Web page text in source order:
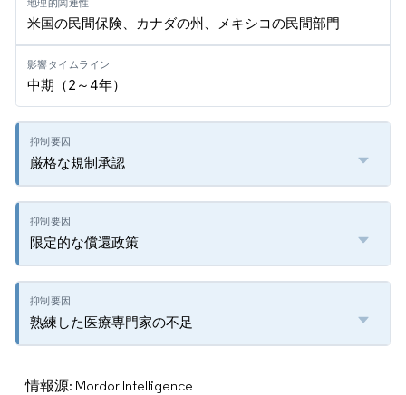
米国の民間保険、カナダの州、メキシコの民間部門
中期（2～4年）
厳格な規制承認
限定的な償還政策
熟練した医療専門家の不足
情報源: Mordor Intelligence